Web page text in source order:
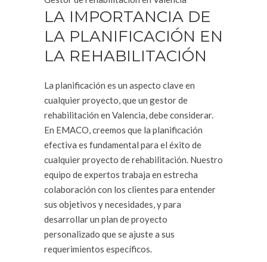
LA IMPORTANCIA DE
LA PLANIFICACIÓN EN
LA REHABILITACIÓN
La planificación es un aspecto clave en
cualquier proyecto, que un gestor de
rehabilitación en Valencia, debe considerar.
En EMACO, creemos que la planificación
efectiva es fundamental para el éxito de
cualquier proyecto de rehabilitación. Nuestro
equipo de expertos trabaja en estrecha
colaboración con los clientes para entender
sus objetivos y necesidades, y para
desarrollar un plan de proyecto
personalizado que se ajuste a sus
requerimientos específicos.